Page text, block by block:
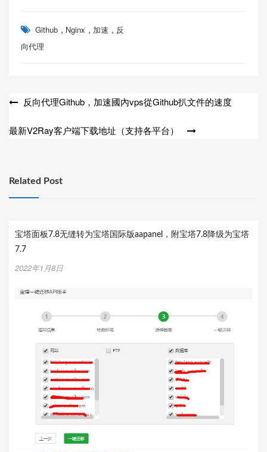
Github , Nginx , 加速 , 反
向代理
文
导
反向代理Github，加速國內vps從Github扒文件的速度
最新V2Ray客户端下载地址（支持各平台）
Related Post
宝塔面板7.8无缝转为宝塔国际版aapanel，附宝塔7.8降级为宝塔
7.7
2022年1月8日